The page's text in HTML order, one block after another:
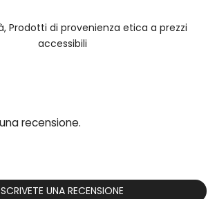
Prodotti di provenienza etica a prezzi
accessibili
recensione.
SCRIVETE UNA RECENSIONE